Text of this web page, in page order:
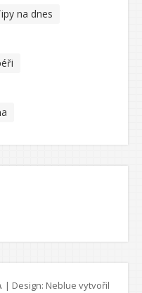
na dnes
| Design: Neblue vytvořil